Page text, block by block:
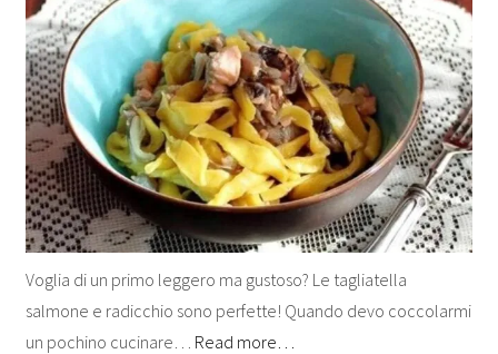
Voglia di un primo leggero ma gustoso? Le tagliatella
salmone e radicchio sono perfette! Quando devo coccolarmi
un pochino cucinare… Read more…